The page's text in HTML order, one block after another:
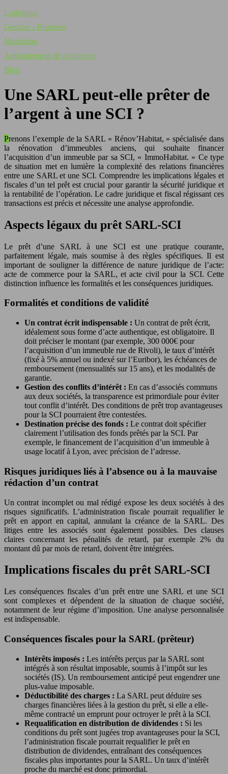
Logistique
Gestion – Business
Marketing
Aménagement de commerce
Blog
Une SARL peut-elle prêter de
l’argent à une SCI ?
Prenons l’exemple de la SARL « Rénov’Habitat, » spécialisée dans
la rénovation d’immeubles anciens, qui souhaite financer
l’acquisition d’un immeuble par sa SCI, « ImmoHabitat. » Ce type
de situation met en lumière la complexité des relations financières
entre une SARL et une SCI. Comprendre les implications légales et
fiscales d’un tel prêt est crucial pour garantir la sécurité juridique et
la rentabilité de l’opération. Le cadre juridique et fiscal régissant ces
transactions est précis et nécessite une analyse approfondie.
Aspects légaux du prêt SARL-SCI
Le prêt d’une SARL à une SCI est une pratique courante,
parfaitement légale, mais soumise à des règles spécifiques. Il est
important de souligner la différence de nature juridique de l’acte:
acte de commerce pour la SARL, et acte civil pour la SCI. Cette
distinction influence les formalités et les conséquences juridiques.
Formalités et conditions de validité
Un contrat écrit indispensable : Un contrat de prêt écrit,
idéalement sous forme d’acte authentique, est obligatoire. Il
doit préciser le montant (par exemple, 300 000€ pour
l’acquisition d’un immeuble rue de Rivoli), le taux d’intérêt
(fixé à 5% annuel ou indexé sur l’Euribor), les échéances de
remboursement (mensualités sur 15 ans), et les modalités de
garantie.
Gestion des conflits d’intérêt : En cas d’associés communs
aux deux sociétés, la transparence est primordiale pour éviter
tout conflit d’intérêt. Des conditions de prêt trop avantageuses
pour la SCI pourraient être contestées.
Destination précise des fonds : Le contrat doit spécifier
clairement l’utilisation des fonds prêtés par la SCI. Par
exemple, le financement de l’acquisition d’un immeuble à
usage locatif à Lyon, avec précision de l’adresse.
Risques juridiques liés à l’absence ou à la mauvaise
rédaction d’un contrat
Un contrat incomplet ou mal rédigé expose les deux sociétés à des
risques significatifs. L’administration fiscale pourrait requalifier le
prêt en apport en capital, annulant la créance de la SARL. Des
litiges entre les associés sont également possibles. Des clauses
claires concernant les pénalités de retard, par exemple 2% du
montant dû par mois de retard, doivent être intégrées.
Implications fiscales du prêt SARL-SCI
Les conséquences fiscales d’un prêt entre une SARL et une SCI
sont complexes et dépendent de la situation de chaque société,
notamment de leur régime d’imposition. Une analyse personnalisée
est indispensable.
Conséquences fiscales pour la SARL (prêteur)
Intérêts imposés : Les intérêts perçus par la SARL sont
intégrés à son résultat imposable, soumis à l’impôt sur les
sociétés (IS). Un remboursement anticipé peut engendrer une
plus-value imposable.
Déductibilité des charges : La SARL peut déduire ses
charges financières liées à la gestion du prêt, si elle a elle-
même contracté un emprunt pour octroyer le prêt à la SCI.
Requalification en distribution de dividendes : Si les
conditions du prêt sont jugées trop avantageuses pour la SCI,
l’administration fiscale pourrait requalifier le prêt en
distribution de dividendes, entraînant des conséquences
fiscales plus importantes pour la SARL. Un taux d’intérêt
proche du marché est donc primordial.